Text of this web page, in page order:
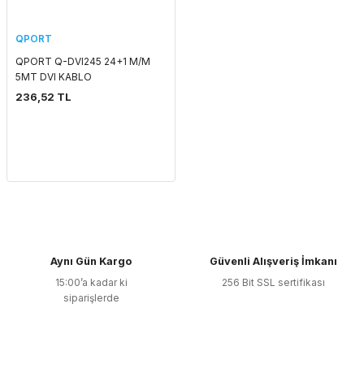
QPORT
QPORT Q-DVI245 24+1 M/M
5MT DVI KABLO
236,52 TL
Aynı Gün Kargo
15:00’a kadar ki
siparişlerde
Güvenli Alışveriş İmkanı
256 Bit SSL sertifikası